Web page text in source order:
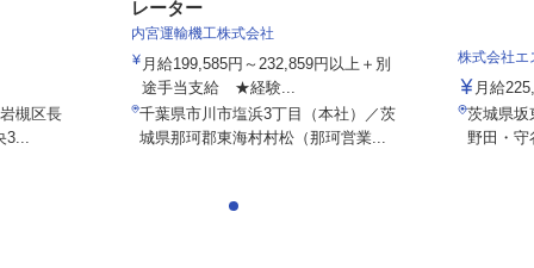
槻区長
レーター
内宮運輸機工株式会社
月給199,585円～232,859円以上＋別
途手当支給 ★経験...
千葉県市川市塩浜3丁目（本社）／茨
城県那珂郡東海村村松（那珂営業...
株式会社エ
月給
茨城県坂
野田・